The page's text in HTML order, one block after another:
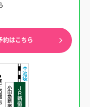
約はこちら